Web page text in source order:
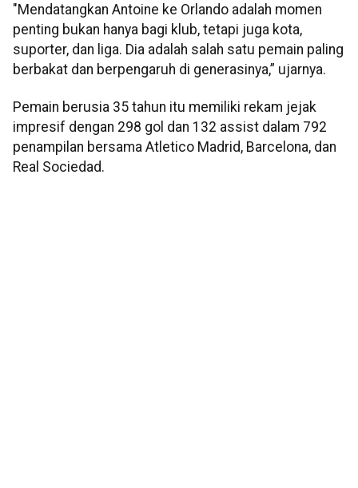
"Mendatangkan Antoine ke Orlando adalah momen
penting bukan hanya bagi klub, tetapi juga kota,
suporter, dan liga. Dia adalah salah satu pemain paling
berbakat dan berpengaruh di generasinya,” ujarnya.
Pemain berusia 35 tahun itu memiliki rekam jejak
impresif dengan 298 gol dan 132 assist dalam 792
penampilan bersama Atletico Madrid, Barcelona, dan
Real Sociedad.